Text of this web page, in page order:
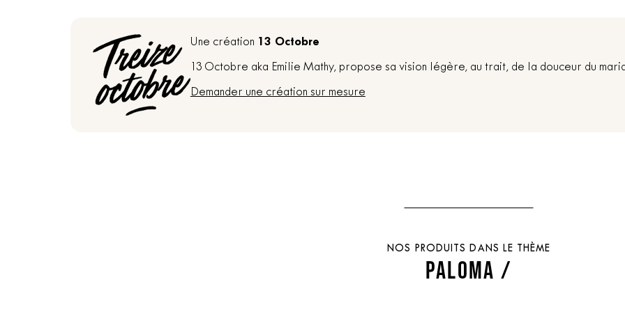
Une création 13 Octobre
13 Octobre aka Emilie Mathy, propose sa vision légère, au trait, de la douceur du
Demander une création sur mesure
NOS PRODUITS DANS LE THÈME
PALOMA /